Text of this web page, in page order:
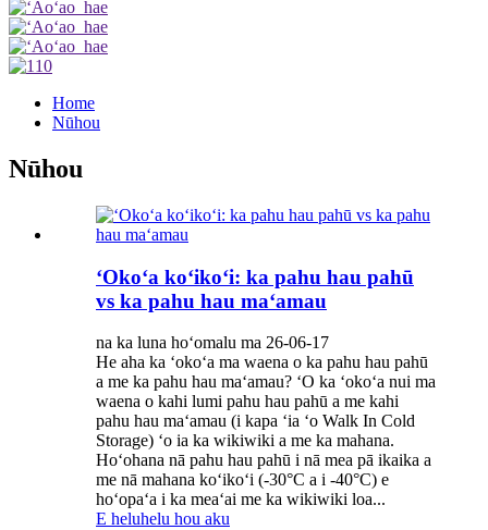
Home
Nūhou
Nūhou
ʻOkoʻa koʻikoʻi: ka pahu hau pahū
vs ka pahu hau maʻamau
na ka luna hoʻomalu ma 26-06-17
He aha ka ʻokoʻa ma waena o ka pahu hau pahū
a me ka pahu hau maʻamau? ʻO ka ʻokoʻa nui ma
waena o kahi lumi pahu hau pahū a me kahi
pahu hau maʻamau (i kapa ʻia ʻo Walk In Cold
Storage) ʻo ia ka wikiwiki a me ka mahana.
Hoʻohana nā pahu hau pahū i nā mea pā ikaika a
me nā mahana koʻikoʻi (-30°C a i -40°C) e
hoʻopaʻa i ka meaʻai me ka wikiwiki loa...
E heluhelu hou aku